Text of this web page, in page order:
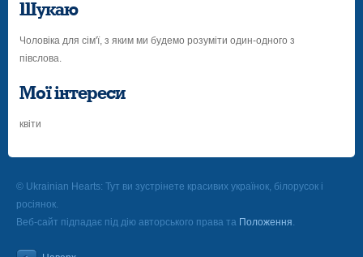
Шукаю
Чоловіка для сім'ї, з яким ми будемо розуміти один-одного з
півслова.
Мої інтереси
квіти
© Ukrainian Hearts: Тут ви зустрінете красивих українок, білорусок і
росіянок.
Веб-сайт підпадає під дію авторського права та Положення.